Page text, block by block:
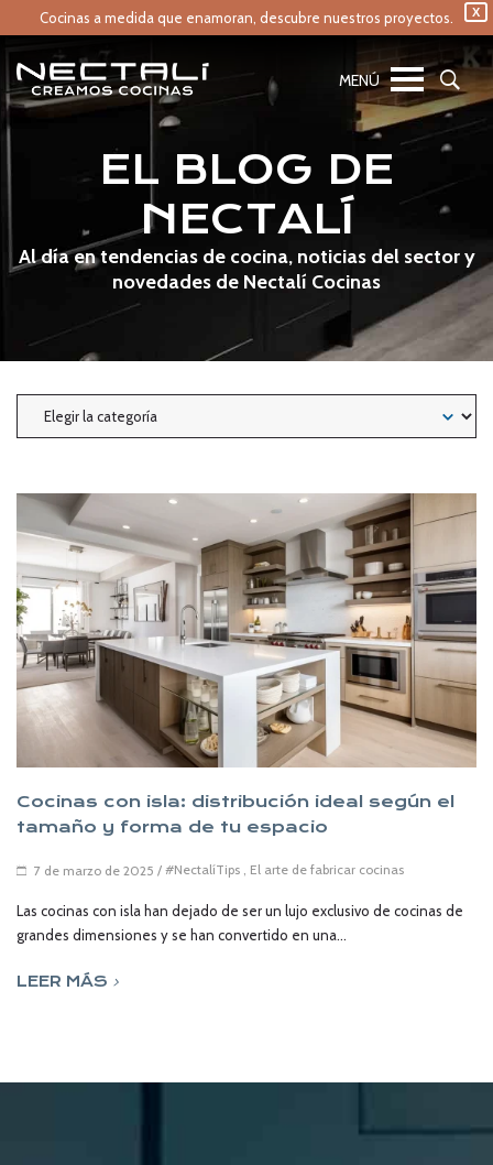
X
Cocinas a medida que enamoran, descubre nuestros proyectos.
EL BLOG DE
NECTALÍ
Al día en tendencias de cocina, noticias del sector y
novedades de Nectalí Cocinas
Cocinas con isla: distribución ideal según el
tamaño y forma de tu espacio
7 de marzo de 2025 / #NectalíTips El arte de fabricar cocinas
Las cocinas con isla han dejado de ser un lujo exclusivo de cocinas de
grandes dimensiones y se han convertido en una...
LEER MÁS